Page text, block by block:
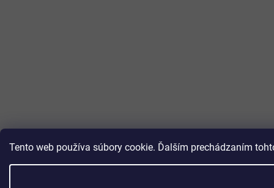
Tento web používa súbory cookie. Ďalším prechádzaním